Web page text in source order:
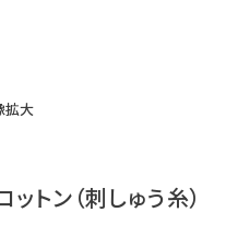
拡大
トン（刺しゅう糸）